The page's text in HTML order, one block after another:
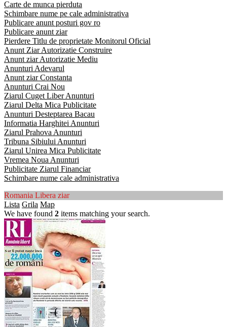
Carte de munca pierduta
Schimbare nume pe cale administrativa
Publicare anunt posturi gov ro
Publicare anunt ziar
Pierdere Titlu de proprietate Monitorul Oficial
Anunt Ziar Autorizatie Construire
Anunt ziar Autorizatie Mediu
Anunturi Adevarul
Anunt ziar Constanta
Anunturi Crai Nou
Ziarul Cuget Liber Anunturi
Ziarul Delta Mica Publicitate
Anunturi Desteptarea Bacau
Informatia Harghitei Anunturi
Ziarul Prahova Anunturi
Tribuna Sibiului Anunturi
Ziarul Unirea Mica Publicitate
Vremea Noua Anunturi
Publicitate Ziarul Financiar
Schimbare nume cale administrativa
Romania Libera ziar
Lista Grila Map
We have found 2 items matching your search.